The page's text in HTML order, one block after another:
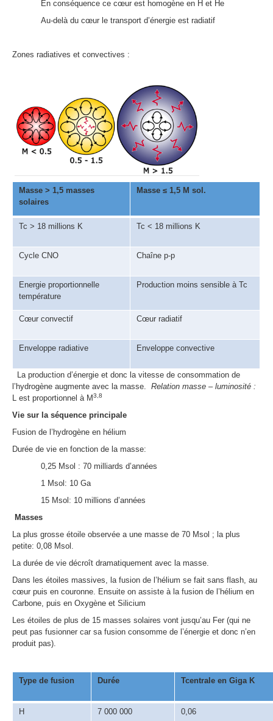
En conséquence ce cœur est homogène en H et He
Au-delà du cœur le transport d’énergie est radiatif
Zones radiatives et convectives :
Masse > 1,5 masses
solaires
Masse ≤ 1,5 M sol.
Tc > 18 millions K Tc < 18 millions K
Cycle CNO Chaîne p-p
Energie proportionnelle
température
Production moins sensible à Tc
Cœur convectif Cœur radiatif
Enveloppe radiative Enveloppe convective
La production d’énergie et donc la vitesse de consommation de
l’hydrogène augmente avec la masse. Relation masse – luminosité :
L est proportionnel à M3,8
Vie sur la séquence principale
Fusion de l’hydrogène en hélium
Durée de vie en fonction de la masse:
0,25 Msol : 70 milliards d’années
1 Msol: 10 Ga
15 Msol: 10 millions d’années
Masses
La plus grosse étoile observée a une masse de 70 Msol ; la plus
petite: 0,08 Msol.
La durée de vie décroît dramatiquement avec la masse.
Dans les étoiles massives, la fusion de l’hélium se fait sans flash, au
cœur puis en couronne. Ensuite on assiste à la fusion de l’hélium en
Carbone, puis en Oxygène et Silicium
Les étoiles de plus de 15 masses solaires vont jusqu’au Fer (qui ne
peut pas fusionner car sa fusion consomme de l’énergie et donc n’en
produit pas).
Type de fusion Durée Tcentrale en Giga K
H 7 000 000 0,06